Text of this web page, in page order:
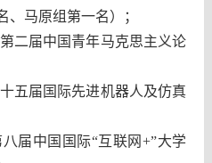
、马原组第一名）；
二届中国青年马克思主义论
五届国际先进机器人及仿真
届中国国际“互联网+”大学